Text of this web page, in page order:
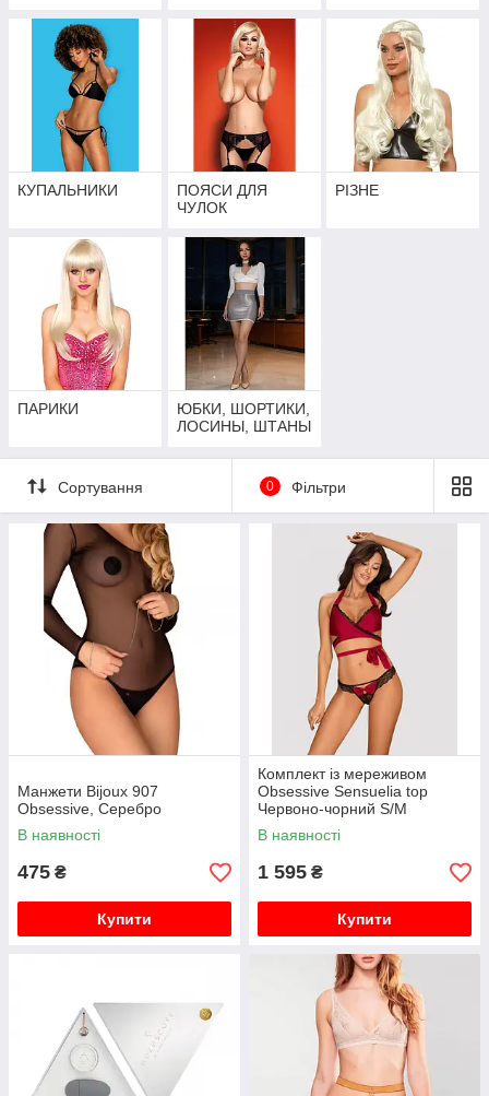
КУПАЛЬНИКИ
ПОЯСИ ДЛЯ
ЧУЛОК
РІЗНЕ
ПАРИКИ
ЮБКИ, ШОРТИКИ,
ЛОСИНЫ, ШТАНЫ
Сортування 0 Фільтри
Манжети Bijoux 907
Obsessive, Серебро
В наявності
475 ₴
Купити
Комплект із мереживом
Obsessive Sensuelia top
Червоно-чорний S/M
В наявності
1 595 ₴
Купити